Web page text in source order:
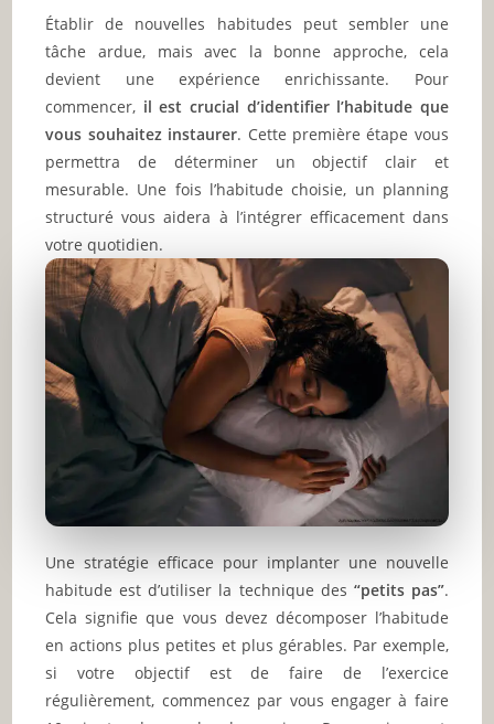
Établir de nouvelles habitudes peut sembler une
tâche ardue, mais avec la bonne approche, cela
devient une expérience enrichissante. Pour
commencer, il est crucial d’identifier l’habitude que
vous souhaitez instaurer. Cette première étape vous
permettra de déterminer un objectif clair et
mesurable. Une fois l’habitude choisie, un planning
structuré vous aidera à l’intégrer efficacement dans
votre quotidien.
Une stratégie efficace pour implanter une nouvelle
habitude est d’utiliser la technique des “petits pas”.
Cela signifie que vous devez décomposer l’habitude
en actions plus petites et plus gérables. Par exemple,
si votre objectif est de faire de l’exercice
régulièrement, commencez par vous engager à faire